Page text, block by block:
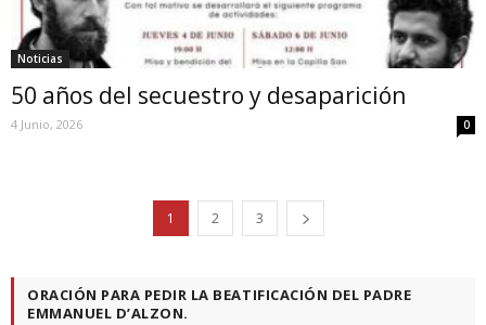
Noticias
50 años del secuestro y desaparición
4 Junio, 2026 0
1 2 3
ORACIÓN PARA PEDIR LA BEATIFICACIÓN DEL PADRE
EMMANUEL D’ALZON.